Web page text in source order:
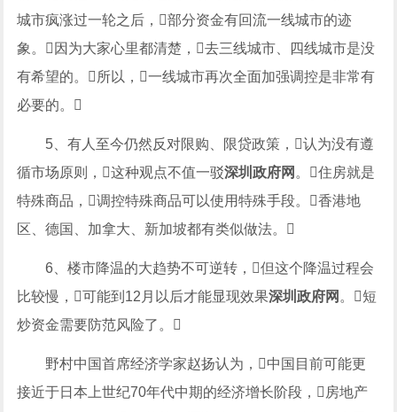
城市疯涨过一轮之后，部分资金有回流一线城市的迹
象。因为大家心里都清楚，去三线城市、四线城市是没
有希望的。所以，一线城市再次全面加强调控是非常有
必要的。
5、有人至今仍然反对限购、限贷政策，认为没有遵
循市场原则，这种观点不值一驳深圳政府网 。住房就是
特殊商品，调控特殊商品可以使用特殊手段。香港地
区、德国、加拿大、新加坡都有类似做法。
6、楼市降温的大趋势不可逆转，但这个降温过程会
比较慢，可能到12月以后才能显现效果深圳政府网 。短
炒资金需要防范风险了。
野村中国首席经济学家赵扬认为，中国目前可能更
接近于日本上世纪70年代中期的经济增长阶段，房地产